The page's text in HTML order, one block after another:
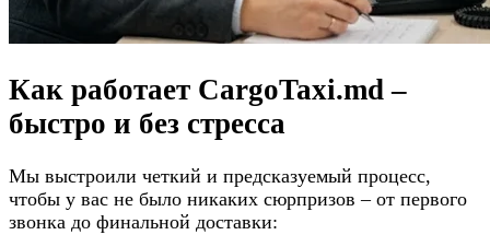
Как работает CargoTaxi.md –
быстро и без стресса
Мы выстроили четкий и предсказуемый процесс,
чтобы у вас не было никаких сюрпризов – от первого
звонка до финальной доставки: